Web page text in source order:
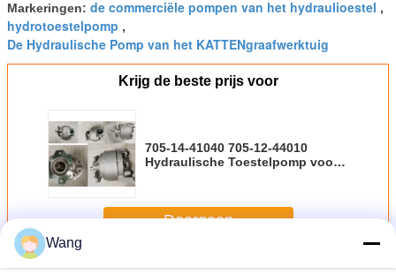
Markeringen: de commerciële pompen van het hydraulioestel ,
hydrotoestelpomp ,
De Hydraulische Pomp van het KATTENgraafwerktuig
Krijg de beste prijs voor
705-14-41040 705-12-44010
Hydraulische Toestelpomp voor
Doorgaan
MeerHydraulische pomp Gear
Wang